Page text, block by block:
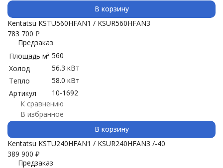
В корзину
Kentatsu KSTU560HFAN1 / KSUR560HFAN3
783 700 ₽
Предзаказ
Площадь м² 560
Холод
56.3 кВт
Тепло
58.0 кВт
Артикул
10-1692
К сравнению
В избранное
В корзину
Kentatsu KSTU240HFAN1 / KSUR240HFAN3 /-40
389 900 ₽
Предзаказ